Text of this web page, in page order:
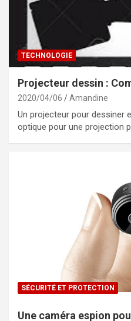
TECHNOLOGIE
Projecteur dessin :
2020/04/06 Amandine
Un projecteur pour dessiner
optique pour une projection
SÉCURITÉ ET PROTECTION
Une caméra espion